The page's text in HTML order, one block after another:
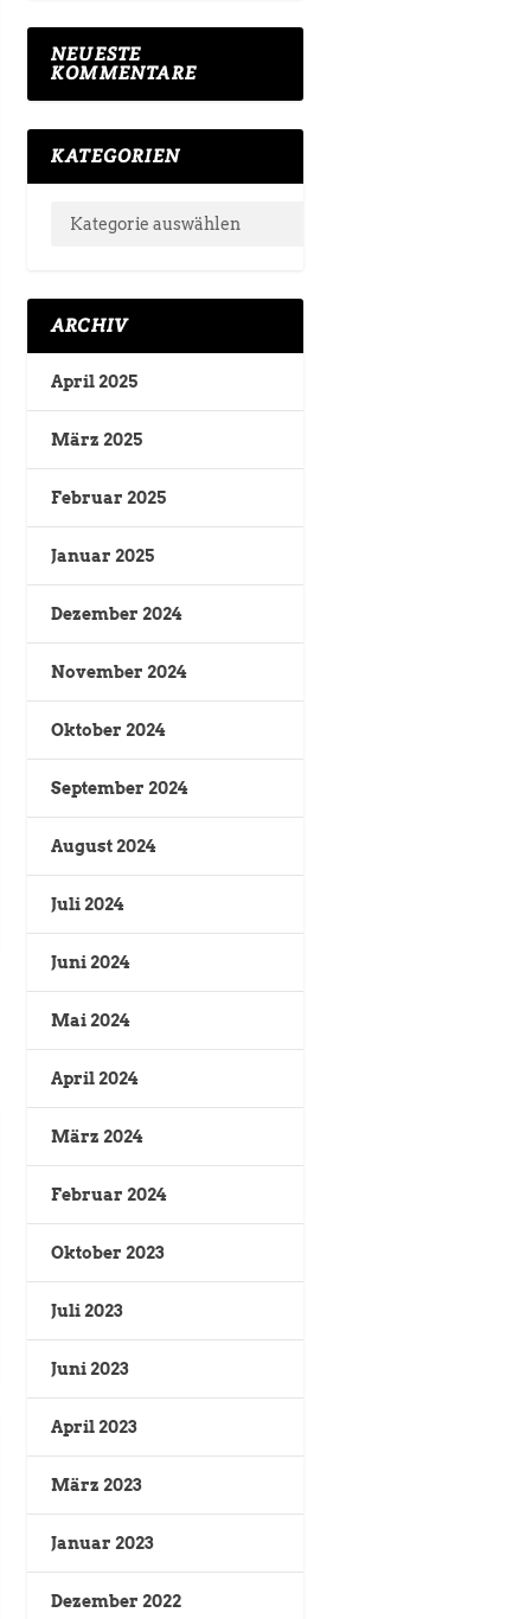
NEUESTE
KOMMENTARE
KATEGORIEN
ARCHIV
April 2025
März 2025
Februar 2025
Januar 2025
Dezember 2024
November 2024
Oktober 2024
September 2024
August 2024
Juli 2024
Juni 2024
Mai 2024
April 2024
März 2024
Februar 2024
Oktober 2023
Juli 2023
Juni 2023
April 2023
März 2023
Januar 2023
Dezember 2022